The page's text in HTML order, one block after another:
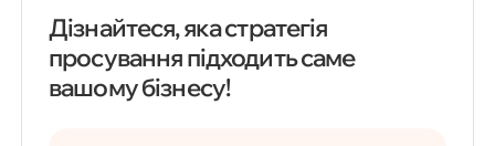
Дізнайтеся, яка стратегія
просування підходить саме
вашому бізнесу!